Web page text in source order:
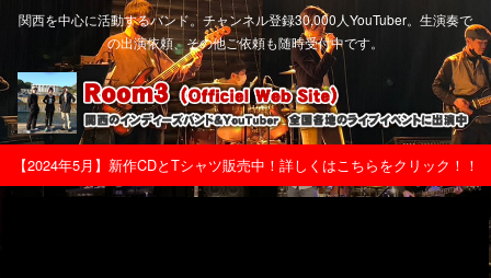
関西を中心に活動するバンド。チャンネル登録30,000人YouTuber。生演奏で
の出演依頼、その他ご依頼も随時受付中です。
【2024年5月】新作CDとTシャツ販売中！詳しくはこちらをクリック！！